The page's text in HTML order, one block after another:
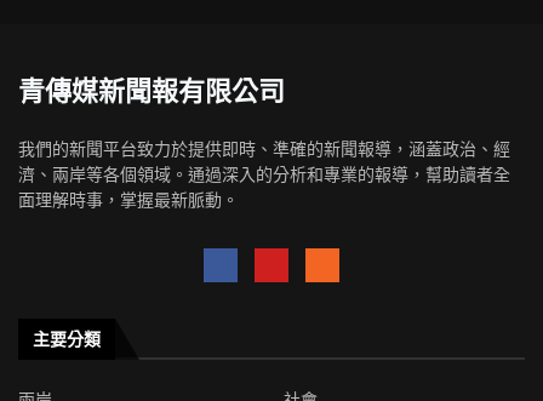
青傳媒新聞報有限公司
我們的新聞平台致力於提供即時、準確的新聞報導，涵蓋政治、經
濟、兩岸等各個領域。通過深入的分析和專業的報導，幫助讀者全
面理解時事，掌握最新脈動。
主要分類